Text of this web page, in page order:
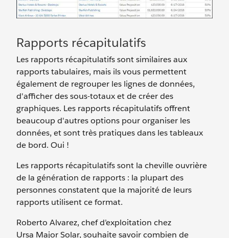
Rapports récapitulatifs
Les rapports récapitulatifs sont similaires aux
rapports tabulaires, mais ils vous permettent
également de regrouper les lignes de données,
d'afficher des sous-totaux et de créer des
graphiques. Les rapports récapitulatifs offrent
beaucoup d'autres options pour organiser les
données, et sont très pratiques dans les tableaux
de bord. Oui !
Les rapports récapitulatifs sont la cheville ouvrière
de la génération de rapports : la plupart des
personnes constatent que la majorité de leurs
rapports utilisent ce format.
Roberto Alvarez, chef d’exploitation chez
Ursa Major Solar, souhaite savoir combien de